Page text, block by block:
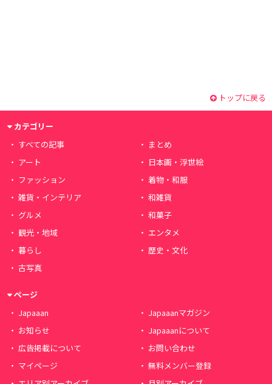
トップに戻る
カテゴリー
すべての記事
まとめ
アート
日本画・浮世絵
ファッション
着物・和服
雑貨・インテリア
和雑貨
グルメ
和菓子
観光・地域
エンタメ
暮らし
歴史・文化
古写真
ページ
Japaaan
Japaaanマガジン
お知らせ
Japaaanについて
広告掲載について
お問い合わせ
マイページ
無料メンバー登録